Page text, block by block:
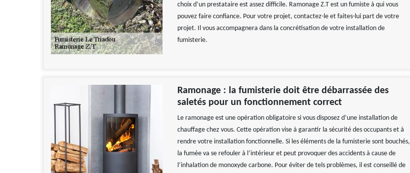
choix d’un prestataire est assez difficile. Ramonage Z.T est un fumiste à qui vous
pouvez faire confiance. Pour votre projet, contactez-le et faites-lui part de votre
projet. Il vous accompagnera dans la concrétisation de votre installation de
fumisterie.
Ramonage : la fumisterie doit être débarrassée des
saletés pour un fonctionnement correct
Le ramonage est une opération obligatoire si vous disposez d’une installation de
chauffage chez vous. Cette opération vise à garantir la sécurité des occupants et à
rendre votre installation fonctionnelle. Si les éléments de la fumisterie sont bouchés,
la fumée va se refouler à l’intérieur et peut provoquer des accidents à cause de
l’inhalation de monoxyde carbone. Pour éviter de tels problèmes, il est conseillé de